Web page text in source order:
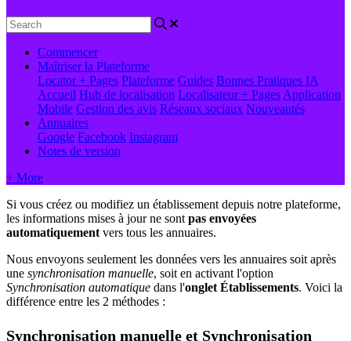
Commencer
Maîtriser la Plateforme
Locator + Pages Plateforme Guides Bonnes Pratiques IA
Accueil Hub de localisation Localisateur + Pages Application
Mobile Gestion des avis Réseaux sociaux Nouveautés
Annuaires
Google Facebook Instagram
Notes de version
+ More
Si vous créez ou modifiez un établissement depuis notre plateforme,
les informations mises à jour ne sont pas envoyées
automatiquement vers tous les annuaires.
Nous envoyons seulement les données vers les annuaires soit après
une synchronisation manuelle, soit en activant l'option
Synchronisation automatique dans l'onglet Établissements. Voici la
différence entre les 2 méthodes :
Synchronisation manuelle et Synchronisation